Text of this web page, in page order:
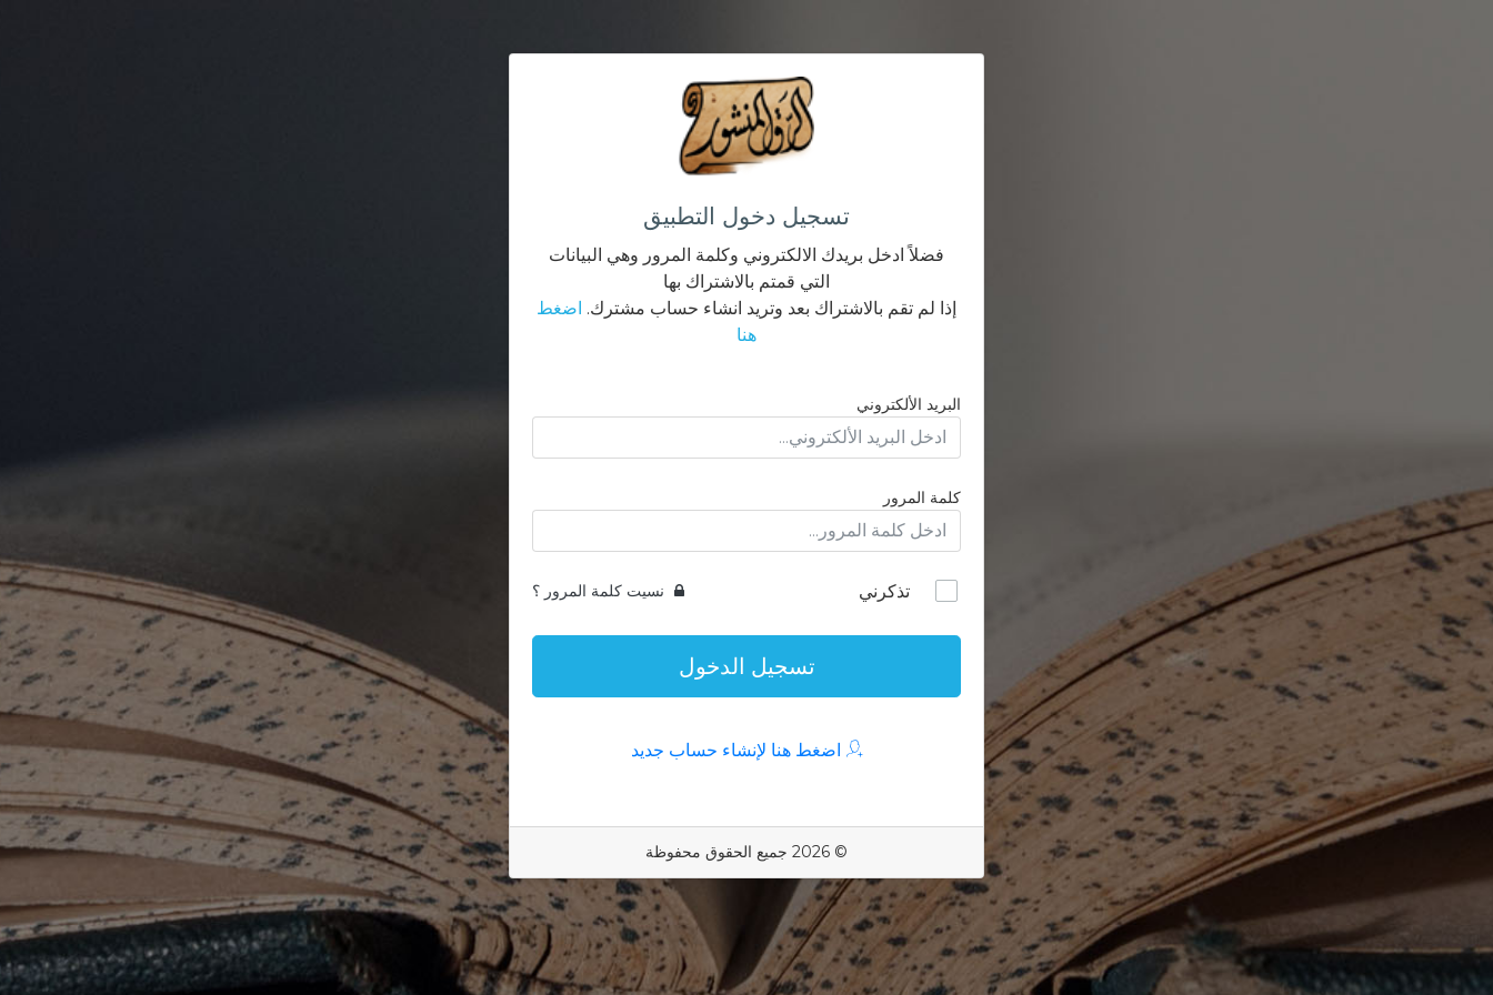
تسجيل دخول التطبيق
فضلاً ادخل بريدك الالكتروني وكلمة المرور وهي البيانات
التي قمتم بالاشتراك بها
إذا لم تقم بالاشتراك بعد وتريد انشاء حساب مشترك. اضغط
هنا
البريد الألكتروني
كلمة المرور
تذكرني نسيت كلمة المرور ؟
تسجيل الدخول
اضغط هنا لإنشاء حساب جديد
© 2026 جميع الحقوق محفوظة